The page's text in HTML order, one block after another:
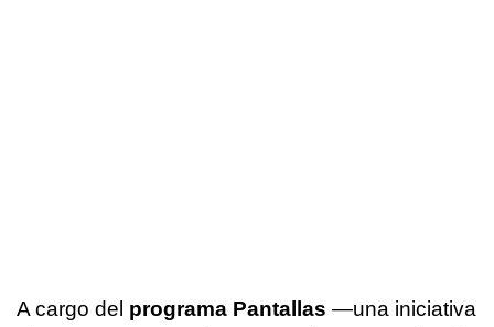
A cargo del programa Pantallas —una iniciativa